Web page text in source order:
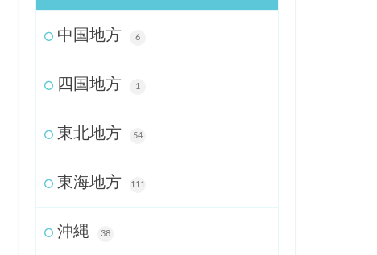
中国地方 6
四国地方 1
東北地方 54
東海地方 111
沖縄 38